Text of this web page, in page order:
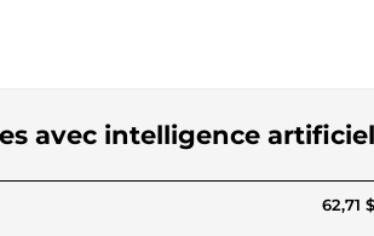
avec intelligence
62,71